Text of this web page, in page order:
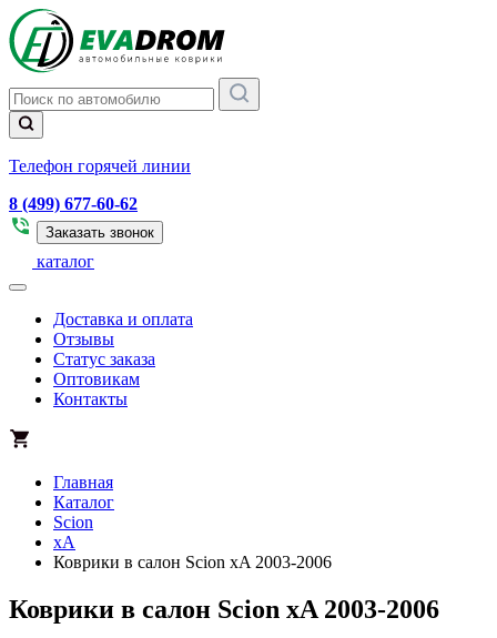
Телефон горячей линии
8 (499) 677-60-62
Заказать звонок
каталог
Доставка и оплата
Отзывы
Статус заказа
Оптовикам
Контакты
Главная
Каталог
Scion
xA
Коврики в салон Scion xA 2003-2006
Коврики в салон Scion xA 2003-2006